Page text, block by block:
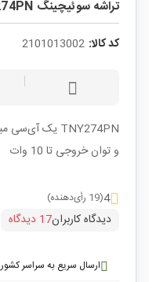
تراشه سوئیچینگ TNY274PN پکیج DIP-7
کد کالا: 2101013002
و توان خروجی تا 10 وات
4(19 رأی‌دهنده)
دیدگاه کاربران17 دیدگاه
ارسال سریع به سراسر کشور